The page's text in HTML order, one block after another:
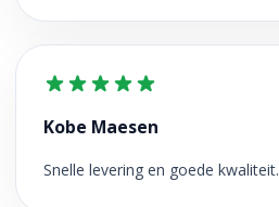
Kobe Maesen
Snelle levering en goede kwaliteit.